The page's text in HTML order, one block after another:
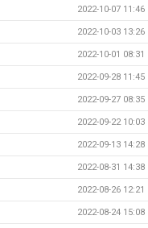
2022-10-07 11:46
2022-10-03 13:26
2022-10-01 08:31
2022-09-28 11:45
2022-09-27 08:35
2022-09-22 10:03
2022-09-13 14:28
2022-08-31 14:38
2022-08-26 12:21
2022-08-24 15:08